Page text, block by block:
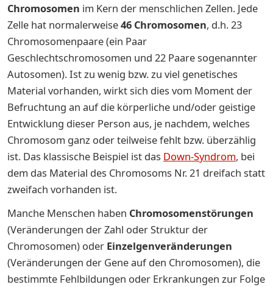
Chromosomen im Kern der menschlichen Zellen. Jede
Zelle hat normalerweise46 Chromosomen, d.h. 23
Chromosomenpaare (ein Paar
Geschlechtschromosomen und 22 Paare sogenannter
Autosomen). Ist zu wenig bzw. zu viel genetisches
Material vorhanden, wirkt sich dies vom Moment der
Befruchtung an auf die körperliche und/oder geistige
Entwicklung dieser Person aus, je nachdem, welches
Chromosom ganz oder teilweise fehlt bzw. überzählig
ist. Das klassische Beispiel ist das Down-Syndrom, bei
dem das Material des Chromosoms Nr. 21 dreifach statt
zweifach vorhanden ist.
Manche Menschen haben Chromosomenstörungen
(Veränderungen der Zahl oder Struktur der
Chromosomen) oder Einzelgenveränderungen
(Veränderungen der Gene auf den Chromosomen), die
bestimmte Fehlbildungen oder Erkrankungen zur Folge